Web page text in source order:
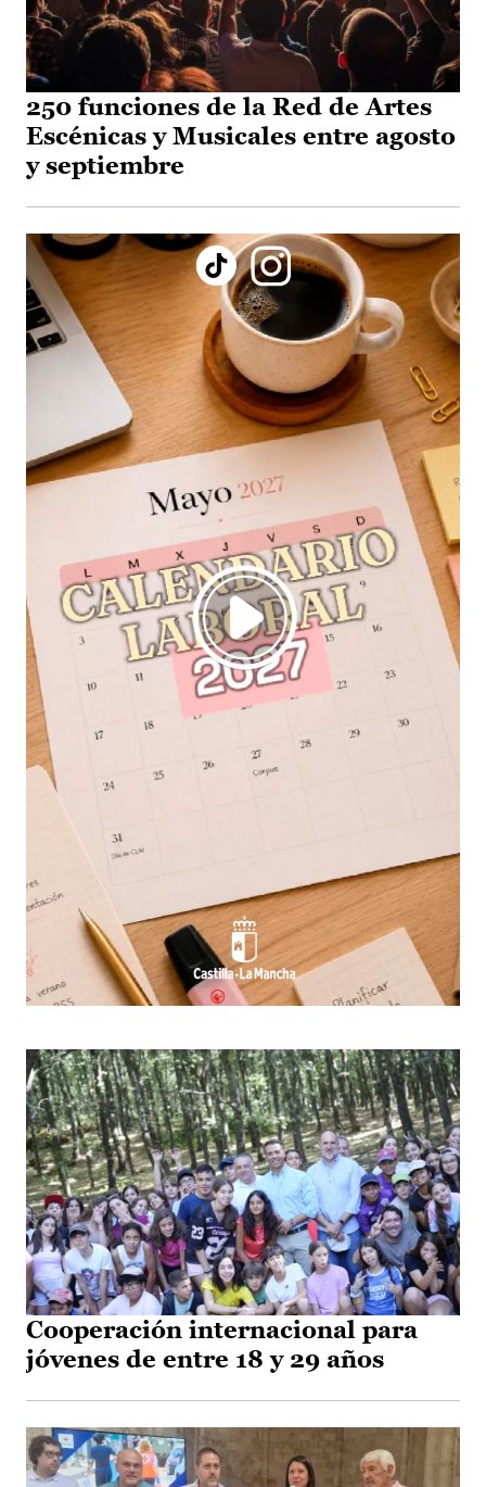
250 funciones de la Red de Artes
Escénicas y Musicales entre agosto
y septiembre
Cooperación internacional para
jóvenes de entre 18 y 29 años